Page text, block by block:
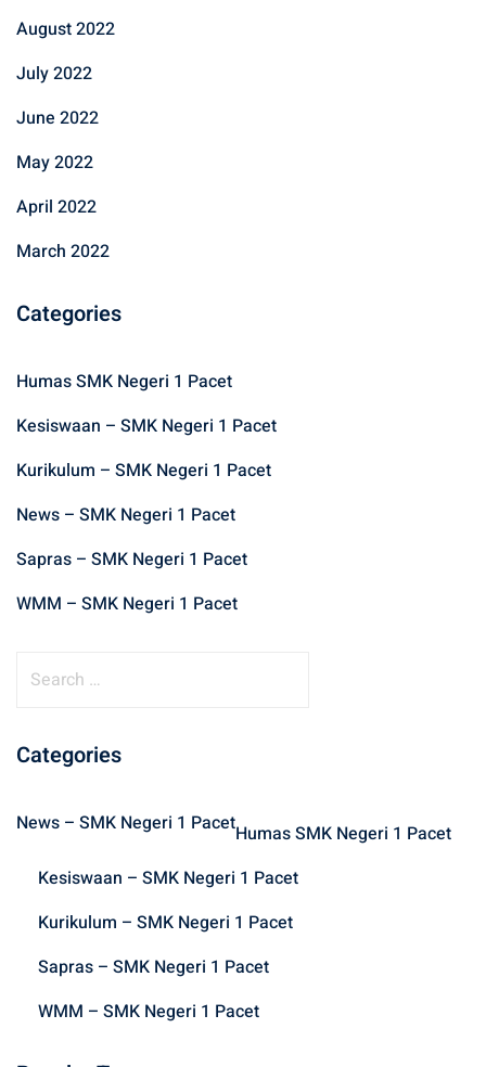
August 2022
July 2022
June 2022
May 2022
April 2022
March 2022
Categories
Humas SMK Negeri 1 Pacet
Kesiswaan – SMK Negeri 1 Pacet
Kurikulum – SMK Negeri 1 Pacet
News – SMK Negeri 1 Pacet
Sapras – SMK Negeri 1 Pacet
WMM – SMK Negeri 1 Pacet
r
f
Categories
News – SMK Negeri 1 PacetHumas SMK Negeri 1 Pacet
Kesiswaan – SMK Negeri 1 Pacet
Kurikulum – SMK Negeri 1 Pacet
Sapras – SMK Negeri 1 Pacet
WMM – SMK Negeri 1 Pacet